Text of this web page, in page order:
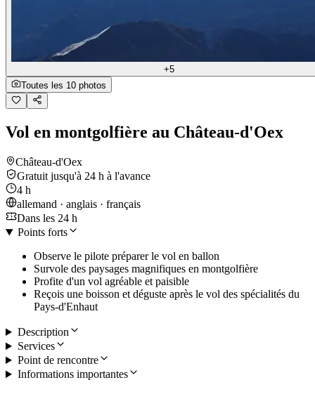
+5
Toutes les 10 photos
Vol en montgolfière au Château-d'Oex
Château-d'Oex
Gratuit jusqu'à 24 h à l'avance
4 h
allemand · anglais · français
Dans les 24 h
Points forts
Observe le pilote préparer le vol en ballon
Survole des paysages magnifiques en montgolfière
Profite d'un vol agréable et paisible
Reçois une boisson et déguste après le vol des spécialités du
Pays-d'Enhaut
Description
Services
Point de rencontre
Informations importantes